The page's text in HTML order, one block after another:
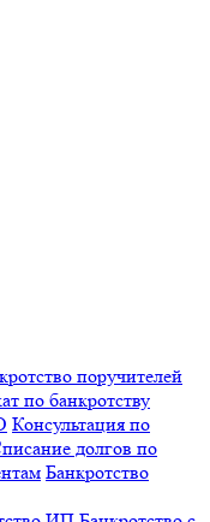
поручителей
по банкротству
Консультация по
долгов по
Банкротство